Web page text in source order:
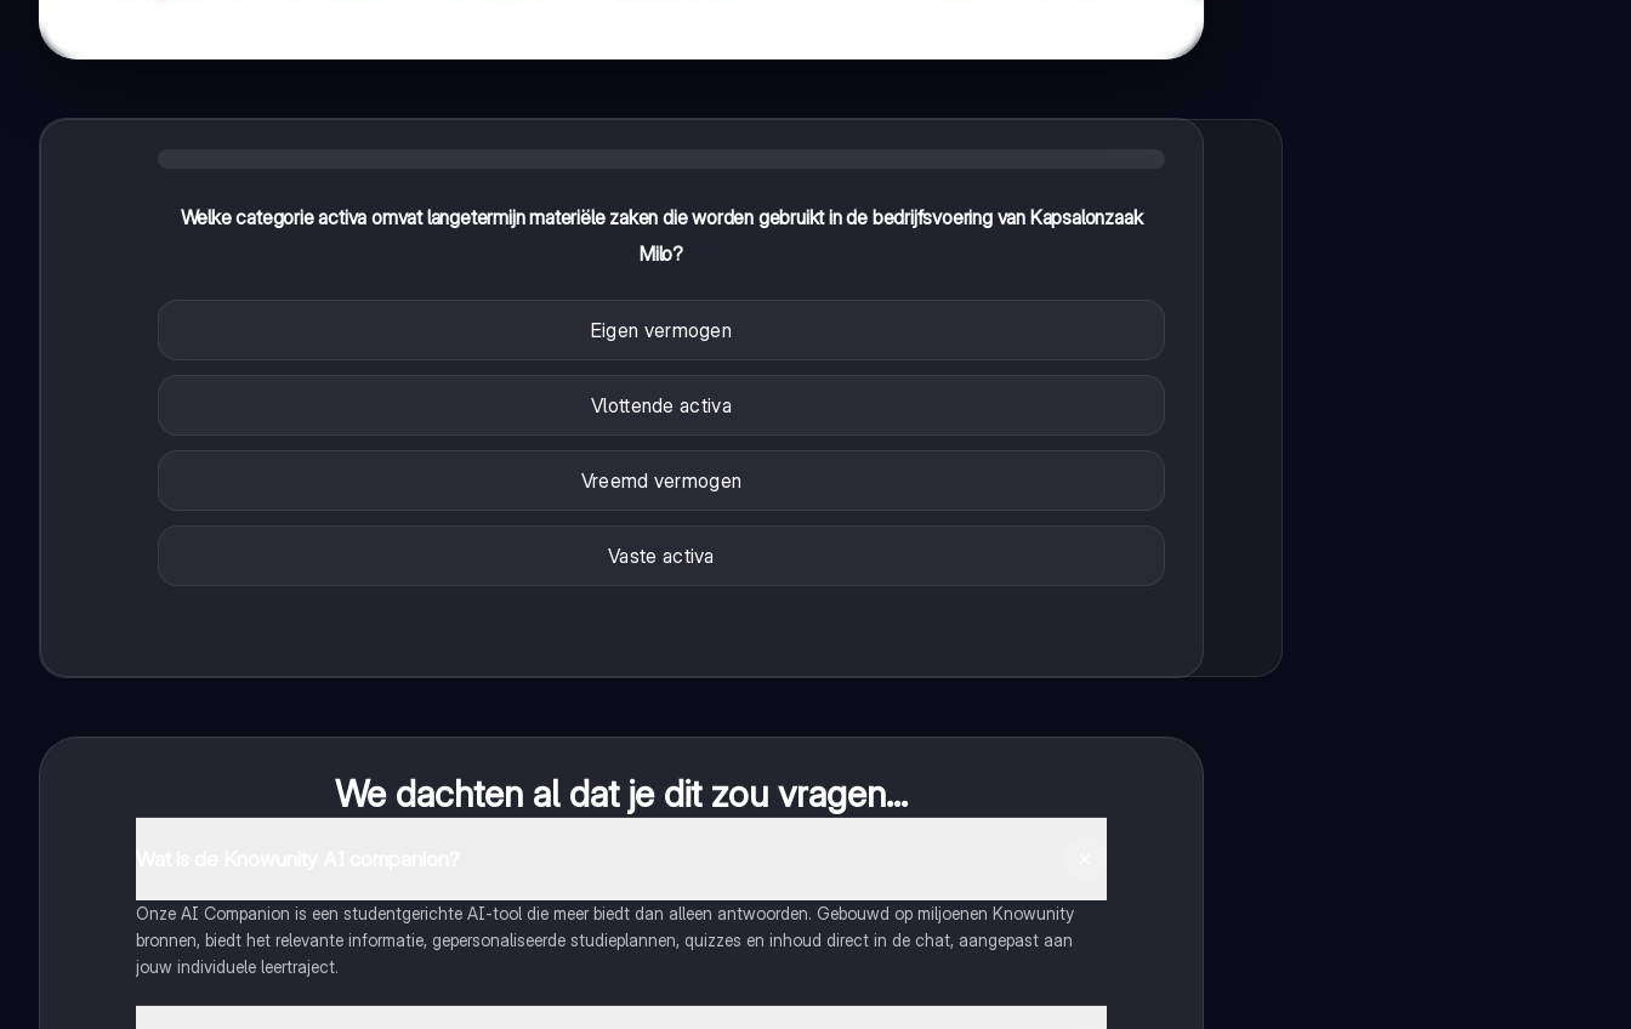
Welke categorie activa omvat langetermijn materiële zaken die worden gebruikt in de bedrijfsvoering van Kapsalonzaak
Milo?
Eigen vermogen
Vlottende activa
Vreemd vermogen
Vaste activa
We dachten al dat je dit zou vragen...
Onze AI Companion is een studentgerichte AI-tool die meer biedt dan alleen antwoorden. Gebouwd op miljoenen Knowunity
bronnen, biedt het relevante informatie, gepersonaliseerde studieplannen, quizzes en inhoud direct in de chat, aangepast aan
jouw individuele leertraject.